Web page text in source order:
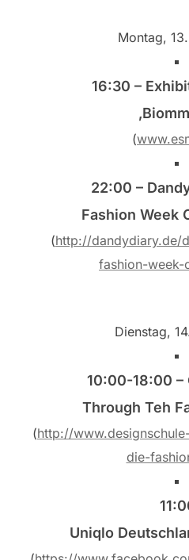
Montag,
16:30 –
(
22:00 –
Fashion Week
(http://dandydiary.de/
fashion-week-
Dienstag,
10:00-18:00 –
Through Teh
(http://
die-
Uniqlo